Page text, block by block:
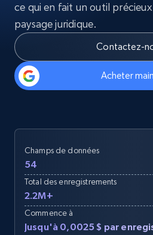
ce qui en fait un outil
paysage juridique.
Contactez-
Acheter
Champs de données
54
Total des enregistrements
2.2M+
Commence à
Jusqu'à 0,0025 $ par